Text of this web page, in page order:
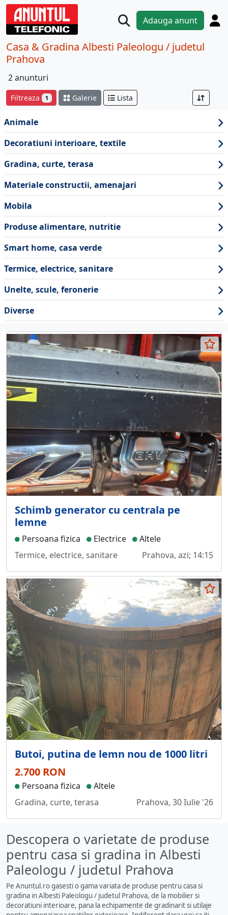
Adauga anunt
Casa & Gradina Albesti Paleologu / judetul
Prahova
2 anunturi
Filtreaza 1 Galerie Lista
Animale
Decoratiuni interioare, textile
Gradina, curte, terasa
Materiale constructii, amenajari
Mobila
Produse alimentare, nutritie
Smart home, casa verde
Termice, electrice, sanitare
Unelte, scule, feronerie
Diverse
Schimb generator cu centrala pe
lemne
Persoana fizica Electrice
Altele
Termice, electrice, sanitare
Prahova, azi; 14:15
Butoi, putina de lemn nou de 1000 litri
2.700 RON
Persoana fizica
Altele
Gradina, curte, terasa
Prahova, 30 Iulie '26
Descopera o varietate de produse
pentru casa si gradina in Albesti
Paleologu / judetul Prahova
Pe Anuntul.ro gasesti o gama variata de produse pentru casa si
gradina in Albesti Paleologu / judetul Prahova, de la mobilier si
decoratiuni interioare, pana la echipamente de gradinarit si utilaje